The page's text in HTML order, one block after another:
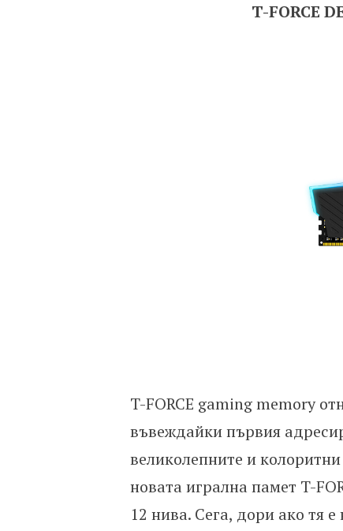
T-FORCE
T-FORCE gaming memory
въвеждайки първия
великолепните и
новата игрална памет T-
12 нива. Сега, дори ако тя